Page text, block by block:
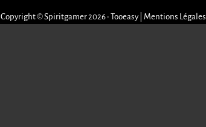
Copyright © Spiritgamer 2026 • Tooeasy Mentions Légales